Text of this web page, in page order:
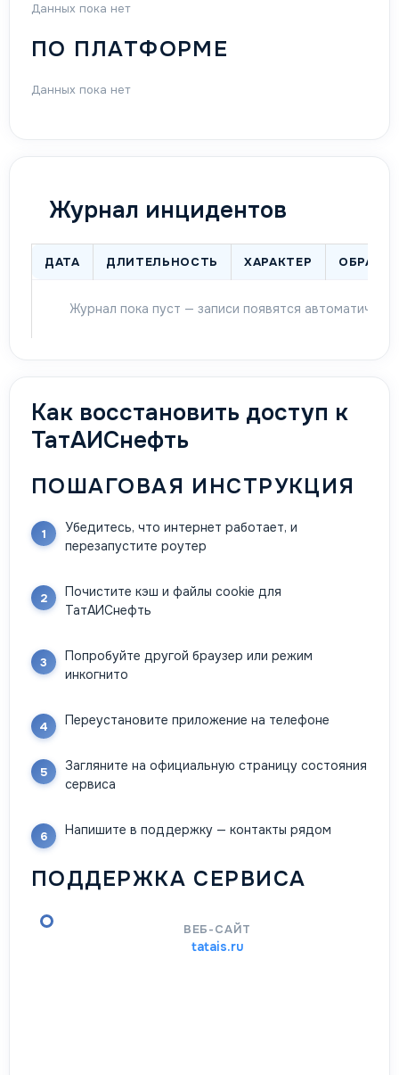
Данных пока нет
ПО ПЛАТФОРМЕ
Данных пока нет
Журнал инцидентов
ДАТА ДЛИТЕЛЬНОСТЬ ХАРАКТЕР
Журнал пока пуст — записи появятся автоматически
Как восстановить доступ к
ТатАИСнефть
ПОШАГОВАЯ ИНСТРУКЦИЯ
Убедитесь, что интернет работает, и
перезапустите роутер
Почистите кэш и файлы cookie для
ТатАИСнефть
Попробуйте другой браузер или режим
инкогнито
Переустановите приложение на телефоне
Загляните на официальную страницу состояния
сервиса
Напишите в поддержку — контакты рядом
ПОДДЕРЖКА СЕРВИСА
ВЕБ-САЙТ
tatais.ru